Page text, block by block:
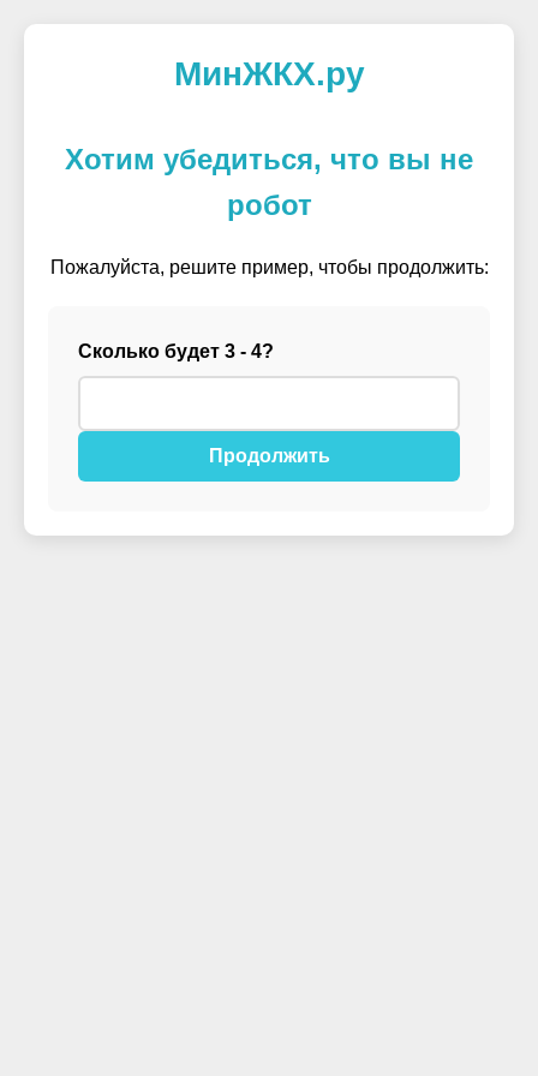
МинЖКХ.ру
Хотим убедиться, что вы не
робот
Пожалуйста, решите пример, чтобы продолжить:
Сколько будет 3 - 4?
Продолжить